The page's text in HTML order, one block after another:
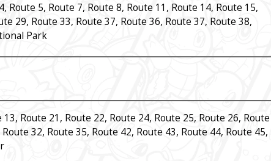
Route 5, Route 7, Route 8, Route 11, Route 14, Route 15,
29, Route 33, Route 37, Route 36, Route 37, Route 38,
Park
Route 21, Route 22, Route 24, Route 25, Route 26, Route
32, Route 35, Route 42, Route 43, Route 44, Route 45,